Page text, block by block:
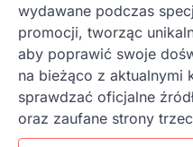
wydawane podczas
promocji, tworząc
aby poprawić swoje
na bieżąco z aktualnymi
sprawdzać oficjalne
oraz zaufane strony